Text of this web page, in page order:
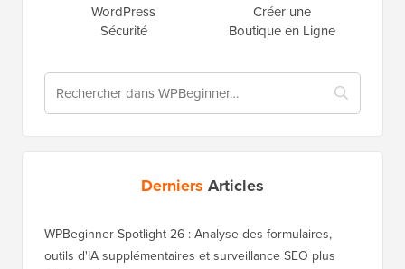
WordPress
Sécurité
Créer une
Boutique en Ligne
Derniers Articles
WPBeginner Spotlight 26 : Analyse des formulaires,
outils d'IA supplémentaires et surveillance SEO plus